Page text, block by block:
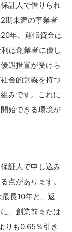
証人で借りられ
期未満の事業者
年、運転資金は
は創業者に優し
遇措置が受けら
会的意義を持つ
みです。これに
始できる環境が
証人で申し込み
点があります。
長10年と、返
、創業前または
りも0.65％引き